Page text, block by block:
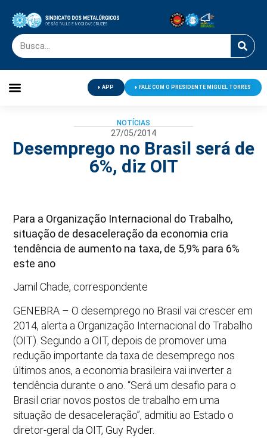
APP FALE COM O PRESIDENTE MIGUEL TORRES
NOTÍCIAS
27/05/2014
Desemprego no Brasil será de
6%, diz OIT
Para a Organização Internacional do Trabalho,
situação de desaceleração da economia cria
tendência de aumento na taxa, de 5,9% para 6%
este ano
Jamil Chade, correspondente
GENEBRA – O desemprego no Brasil vai crescer em
2014, alerta a Organização Internacional do Trabalho
(OIT). Segundo a OIT, depois de promover uma
redução importante da taxa de desemprego nos
últimos anos, a economia brasileira vai inverter a
tendência durante o ano. “Será um desafio para o
Brasil criar novos postos de trabalho em uma
situação de desaceleração”, admitiu ao Estado o
diretor-geral da OIT, Guy Ryder.